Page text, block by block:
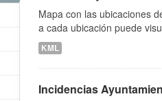
Mapa con las ubicaciones
a cada ubicación puede
KML
Incidencias